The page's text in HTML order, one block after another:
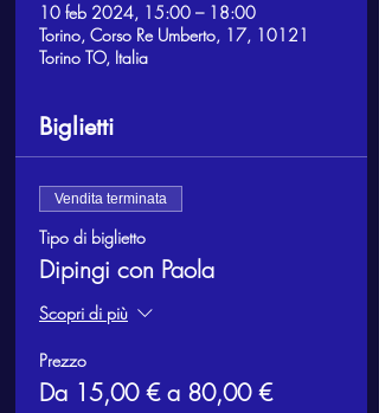
10 feb 2024, 15:00 – 18:00
Torino, Corso Re Umberto, 17, 10121
Torino TO, Italia
Biglietti
Vendita terminata
Tipo di biglietto
Dipingi con Paola
Scopri di più
Prezzo
Da 15,00 € a 80,00 €